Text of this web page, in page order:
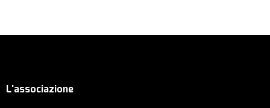
L'associazione